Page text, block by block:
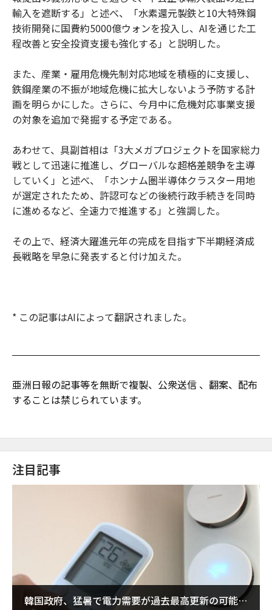
輸入を遮断する」と述べ、「水素還元製鉄と10大特殊鋼
技術開発に国費約5000億ウォンを投入し、AIを通じた工
程改善と安全投資支援も強化する」と説明した。
また、産業・雇用危機先制対応地域を積極的に支援し、
鉄鋼産業の不振が地域危機に拡大しないよう予防する計
画を明らかにした。さらに、今月中に危機対応事業支援
の対象を追加で発掘する予定である。
あわせて、具副首相は「3大メガプロジェクトを国家総力
戦として迅速に推進し、グローバルな超格差競争を主導
していく」と述べ、「ホンナム圏半導体クラスター用地
が選定されたため、許認可などの後続行政手続きを同時
に進めるなど、全速力で推進する」と強調した。
その上で、経済大躍進元年の完成を目指す下半期経済成
長戦略を早急に発表すると付け加えた。
* この記事はAIによって翻訳されました。
亜洲日報の記事等を無断で複製、公衆送信 、翻案、配布
することは禁じられています。
注目記事
韓国政府、猛暑で電力需要が過去最高更新の可能性